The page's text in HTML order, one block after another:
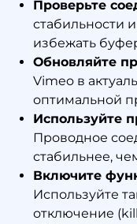
Проверьте
стабильности
избежать
Обновляйте
Vimeo в
оптимальной
Используйте
Проводное
стабильнее,
Включите
Используйте
отключение